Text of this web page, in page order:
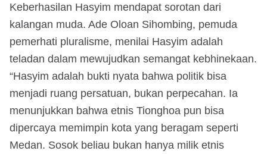
Keberhasilan Hasyim mendapat sorotan dari
kalangan muda. Ade Oloan Sihombing, pemuda
pemerhati pluralisme, menilai Hasyim adalah
teladan dalam mewujudkan semangat kebhinekaan.
“Hasyim adalah bukti nyata bahwa politik bisa
menjadi ruang persatuan, bukan perpecahan. Ia
menunjukkan bahwa etnis Tionghoa pun bisa
dipercaya memimpin kota yang beragam seperti
Medan. Sosok beliau bukan hanya milik etnis